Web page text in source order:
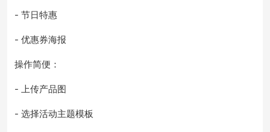
- 节日特惠
- 优惠券海报
操作简便：
- 上传产品图
- 选择活动主题模板